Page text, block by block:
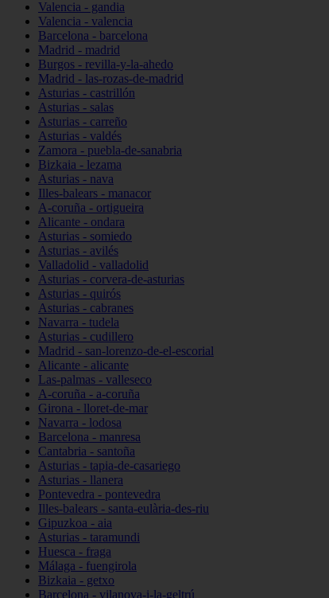
Valencia - gandia
Valencia - valencia
Barcelona - barcelona
Madrid - madrid
Burgos - revilla-y-la-ahedo
Madrid - las-rozas-de-madrid
Asturias - castrillón
Asturias - salas
Asturias - carreño
Asturias - valdés
Zamora - puebla-de-sanabria
Bizkaia - lezama
Asturias - nava
Illes-balears - manacor
A-coruña - ortigueira
Alicante - ondara
Asturias - somiedo
Asturias - avilés
Valladolid - valladolid
Asturias - corvera-de-asturias
Asturias - quirós
Asturias - cabranes
Navarra - tudela
Asturias - cudillero
Madrid - san-lorenzo-de-el-escorial
Alicante - alicante
Las-palmas - valleseco
A-coruña - a-coruña
Girona - lloret-de-mar
Navarra - lodosa
Barcelona - manresa
Cantabria - santoña
Asturias - tapia-de-casariego
Asturias - llanera
Pontevedra - pontevedra
Illes-balears - santa-eulària-des-riu
Gipuzkoa - aia
Asturias - taramundi
Huesca - fraga
Málaga - fuengirola
Bizkaia - getxo
Barcelona - vilanova-i-la-geltrú